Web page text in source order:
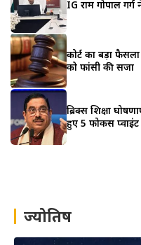
IG राम गोपाल
कोर्ट का बड़ा
को फांसी की सजा
ब्रिक्स शिक्षा
हुए 5 फोकस प्वाइंट
ज्योतिष